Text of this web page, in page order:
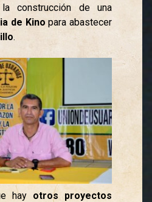
construcción de una
de Kinopara abastecer
.
hay otros proyectos